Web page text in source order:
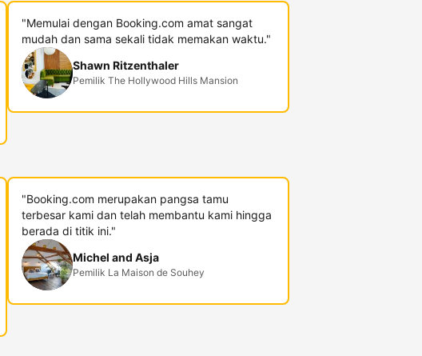
"Memulai dengan Booking.com amat sangat
mudah dan sama sekali tidak memakan waktu."
Shawn Ritzenthaler
Pemilik The Hollywood Hills Mansion
"Booking.com merupakan pangsa tamu
terbesar kami dan telah membantu kami hingga
berada di titik ini."
Michel and Asja
Pemilik La Maison de Souhey